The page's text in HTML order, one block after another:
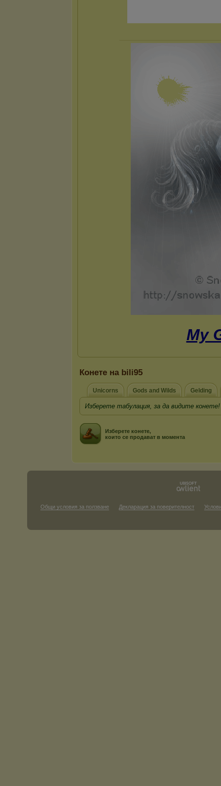
Конете на bili95
Unicorns Gods and Wilds Gelding
Изберете табулация, за да видите конете!
Изберете конете,
които се продават в момента
Общи условия за ползване Декларация за поверителност